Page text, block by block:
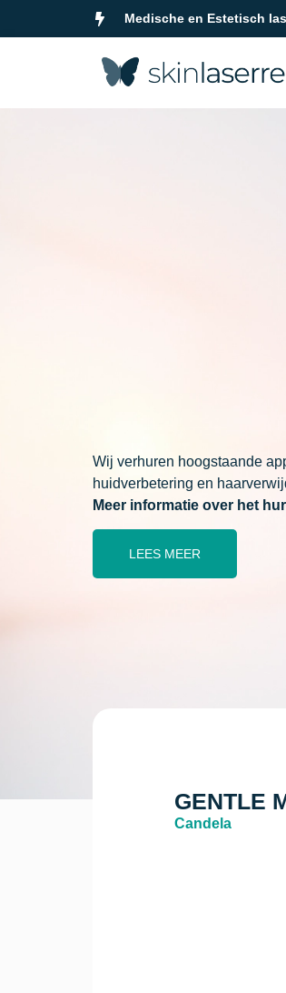
Medische en Estetisch
Wij verhuren hoogstaande
huidverbetering en
Meer informatie over het
LEES MEER
GENTLE
Candela